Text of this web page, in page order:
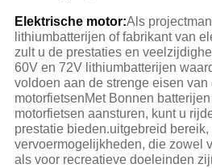
Elektrische motor:Als
lithiumbatterijen of fabrikant van
zult u de prestaties en
60V en 72V lithiumbatterijen
voldoen aan de strenge eisen van
motorfietsenMet Bonnen
motorfietsen aansturen, kunt u
prestatie bieden.uitgebreid
vervoermogelijkheden, die zowel
als voor recreatieve doeleinden